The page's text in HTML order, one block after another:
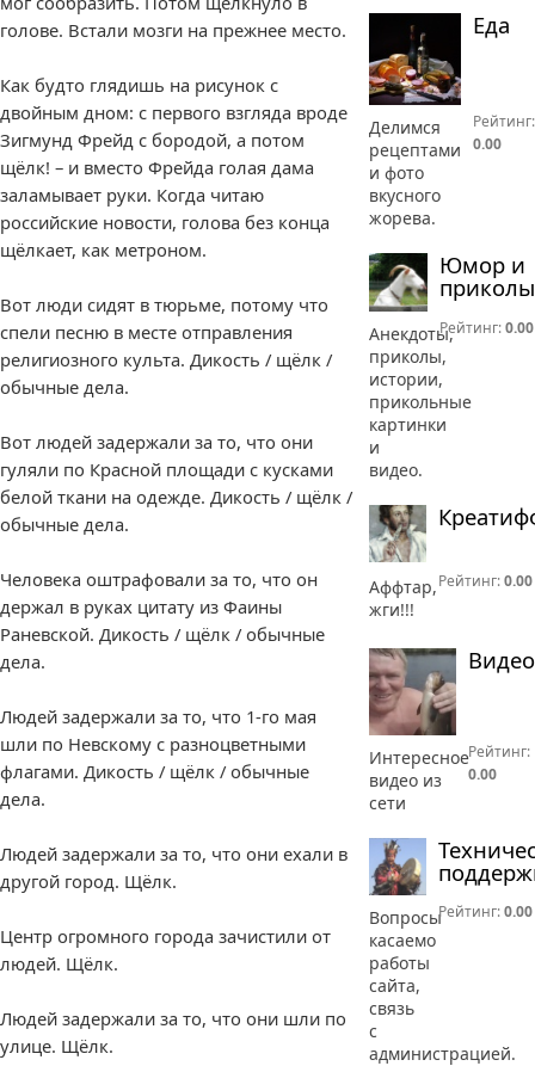
голове. Встали мозги на прежнее место.
Как будто глядишь на рисунок с
двойным дном: с первого взгляда вроде
Зигмунд Фрейд с бородой, а потом
щёлк! – и вместо Фрейда голая дама
заламывает руки. Когда читаю
российские новости, голова без конца
щёлкает, как метроном.
Вот люди сидят в тюрьме, потому что
спели песню в месте отправления
религиозного культа. Дикость / щёлк /
обычные дела.
Вот людей задержали за то, что они
гуляли по Красной площади с кусками
белой ткани на одежде. Дикость / щёлк /
обычные дела.
Человека оштрафовали за то, что он
держал в руках цитату из Фаины
Раневской. Дикость / щёлк / обычные
дела.
Людей задержали за то, что 1-го мая
шли по Невскому с разноцветными
флагами. Дикость / щёлк / обычные
дела.
Людей задержали за то, что они ехали в
другой город. Щёлк.
Центр огромного города зачистили от
людей. Щёлк.
Людей задержали за то, что они шли по
улице. Щёлк.
Еда
Делимся
рецептами
и фото
вкусного
жорева.
Рейтинг:
0.00
Юмор и
приколы
Анекдоты,
приколы,
истории,
прикольные
картинки
и
видео.
Рейтинг:0.00
Аффтар,
жги!!!
Рейтинг:0.00
Видео
Интересное
видео из
сети
Рейтинг:
0.00
Вопросы
касаемо
работы
сайта,
связь
с
администрацией.
Рейтинг:0.00